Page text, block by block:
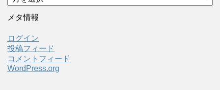
ー
カ
ブ
メタ情報
ログイン
投稿フィード
コメントフィード
WordPress.org